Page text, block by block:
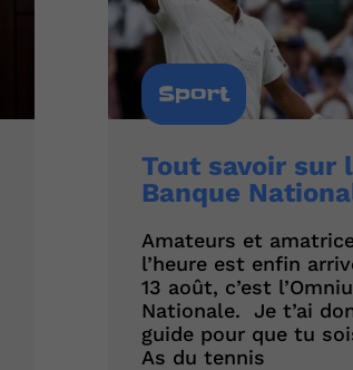
Sport
Tout savoir sur
Banque
Amateurs et
l’heure est enfin
13 août, c’est
Nationale. Je t’ai
guide pour que tu
As du tennis